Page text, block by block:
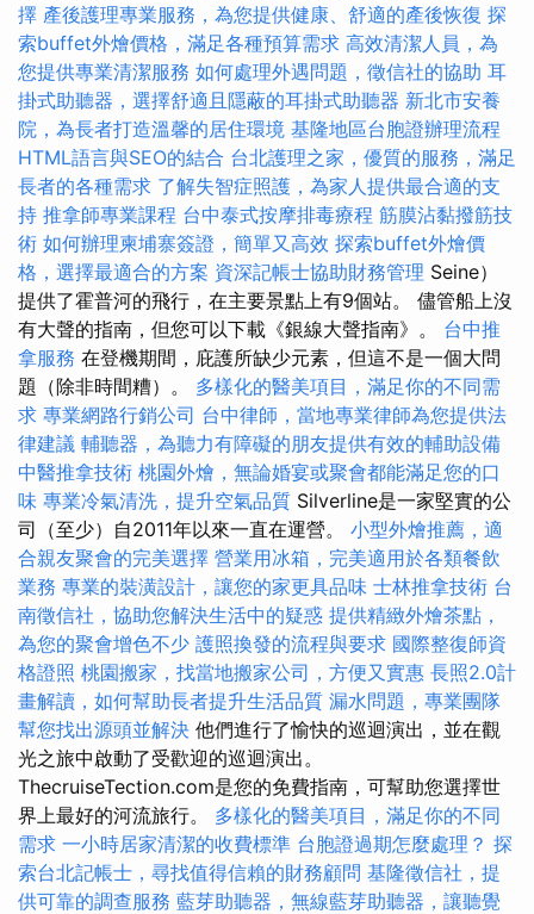
擇 產後護理專業服務，為您提供健康、舒適的產後恢復 探
索buffet外燴價格，滿足各種預算需求 高效清潔人員，為
您提供專業清潔服務 如何處理外遇問題，徵信社的協助 耳
掛式助聽器，選擇舒適且隱蔽的耳掛式助聽器 新北市安養
院，為長者打造溫馨的居住環境 基隆地區台胞證辦理流程
HTML語言與SEO的結合 台北護理之家，優質的服務，滿足
長者的各種需求 了解失智症照護，為家人提供最合適的支
持 推拿師專業課程 台中泰式按摩排毒療程 筋膜沾黏撥筋技
術 如何辦理柬埔寨簽證，簡單又高效 探索buffet外燴價
格，選擇最適合的方案 資深記帳士協助財務管理 Seine）
提供了霍普河的飛行，在主要景點上有9個站。 儘管船上沒
有大聲的​​指南，但您可以下載《銀線大聲指南》。 台中推
拿服務 在登機期間，庇護所缺少元素，但這不是一個大問
題（除非時間糟）。 多樣化的醫美項目，滿足你的不同需
求 專業網路行銷公司 台中律師，當地專業律師為您提供法
律建議 輔聽器，為聽力有障礙的朋友提供有效的輔助設備
中醫推拿技術 桃園外燴，無論婚宴或聚會都能滿足您的口
味 專業冷氣清洗，提升空氣品質 Silverline是一家堅實的公
司（至少）自2011年以來一直在運營。 小型外燴推薦，適
合親友聚會的完美選擇 營業用冰箱，完美適用於各類餐飲
業務 專業的裝潢設計，讓您的家更具品味 士林推拿技術 台
南徵信社，協助您解決生活中的疑惑 提供精緻外燴茶點，
為您的聚會增色不少 護照換發的流程與要求 國際整復師資
格證照 桃園搬家，找當地搬家公司，方便又實惠 長照2.0計
畫解讀，如何幫助長者提升生活品質 漏水問題，專業團隊
幫您找出源頭並解決 他們進行了愉快的巡迴演出，並在觀
光之旅中啟動了受歡迎的巡迴演出。
ThecruiseTection.com是您的免費指南，可幫助您選擇世
界上最好的河流旅行。 多樣化的醫美項目，滿足你的不同
需求 一小時居家清潔的收費標準 台胞證過期怎麼處理？ 探
索台北記帳士，尋找值得信賴的財務顧問 基隆徵信社，提
供可靠的調查服務 藍芽助聽器，無線藍芽助聽器，讓聽覺